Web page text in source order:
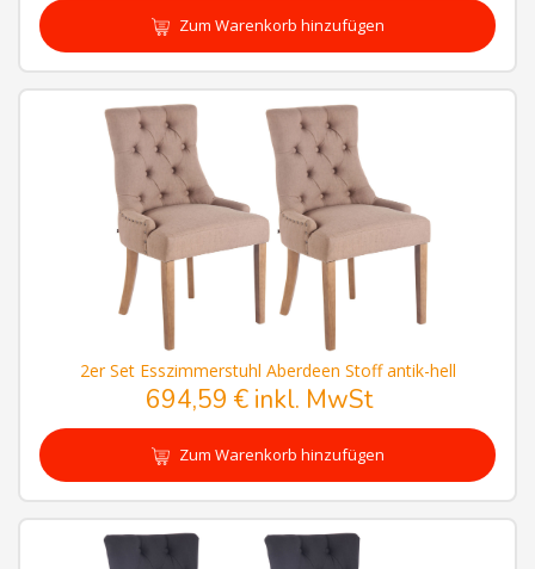
Zum Warenkorb hinzufügen
2er Set Esszimmerstuhl Aberdeen Stoff antik-hell
694,59 € inkl. MwSt
Zum Warenkorb hinzufügen